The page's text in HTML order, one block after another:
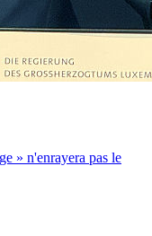
» n'enrayera pas le